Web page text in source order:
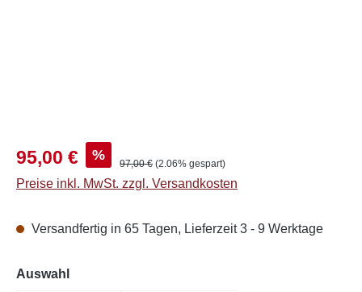
Verkaufspreis:
95,00 € % Regulärer Preis:
97,00 € (2.06% gespart)
Preise inkl. MwSt. zzgl. Versandkosten
Versandfertig in 65 Tagen, Lieferzeit 3 - 9 Werktage
Auswahl auswählen